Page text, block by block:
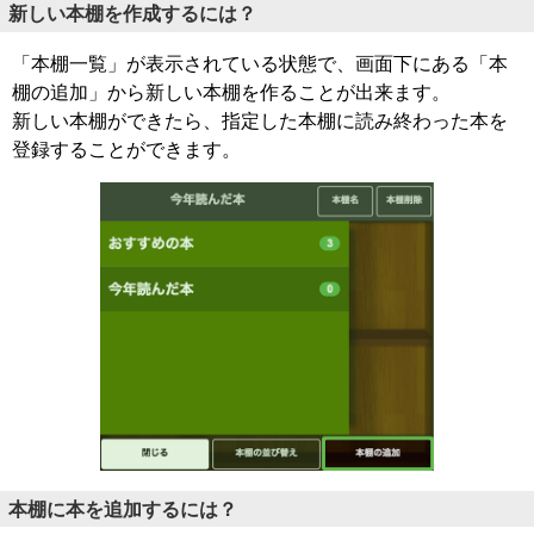
新しい本棚を作成するには？
「本棚一覧」が表示されている状態で、画面下にある「本
棚の追加」から新しい本棚を作ることが出来ます。
新しい本棚ができたら、指定した本棚に読み終わった本を
登録することができます。
本棚に本を追加するには？